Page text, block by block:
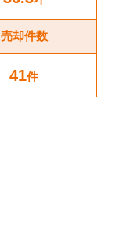
売却件数
41件